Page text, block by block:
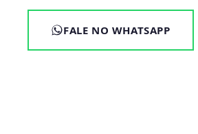
FALE NO WHATSAPP